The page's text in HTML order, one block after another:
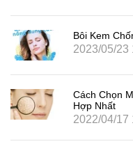
Bôi Kem
2023/05/23
Cách Chọn
Hợp Nhất
2022/04/17